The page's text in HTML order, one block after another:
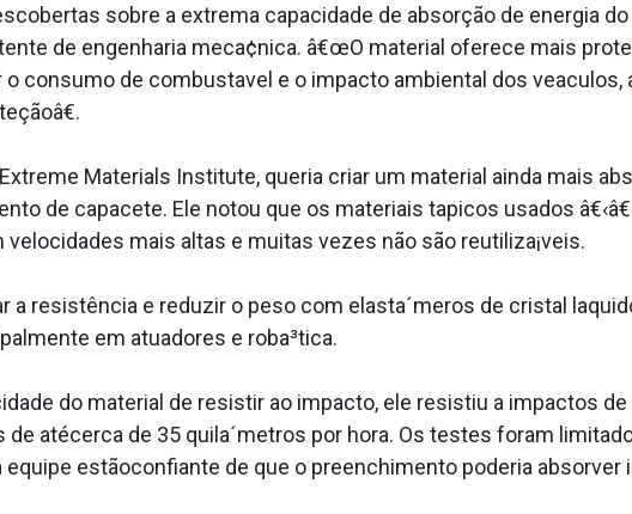
sobre a extrema capacidade de absorção de energia
de engenharia meca¢nica. â€œO material oferece mais
consumo de combusta­vel e o impacto ambiental dos vea­culos,
Materials Institute, queria criar um material ainda mais
de capacete. Ele notou que os materiais ta­picos usados
mais altas e muitas vezes não são reutiliza¡veis.
resistência e reduzir o peso com elasta´meros de cristal
em atuadores e roba³tica.
do material de resistir ao impacto, ele resistiu a impactos
de atécerca de 35 quila´metros por hora. Os testes foram
equipe estãoconfiante de que o preenchimento poderia